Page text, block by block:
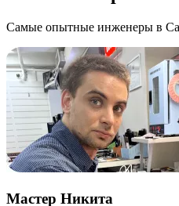
Самые опытные инженеры в
Мастер Никита